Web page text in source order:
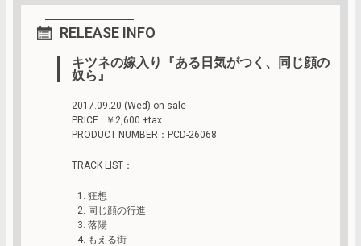
RELEASE INFO
キツネの嫁入り『ある日気がつく、同じ顔の
奴ら』
2017.09.20 (Wed) on sale
PRICE : ￥2,600 +tax
PRODUCT NUMBER：PCD-26068
TRACK LIST：
狂想
同じ顔の行進
落陽
もえる街